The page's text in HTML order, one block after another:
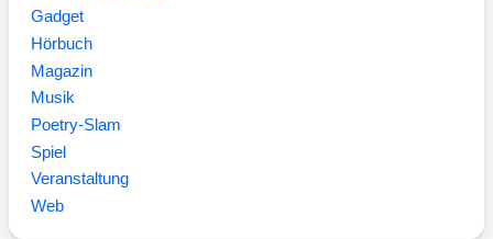
Gadget
Hörbuch
Magazin
Musik
Poetry-Slam
Spiel
Veranstaltung
Web